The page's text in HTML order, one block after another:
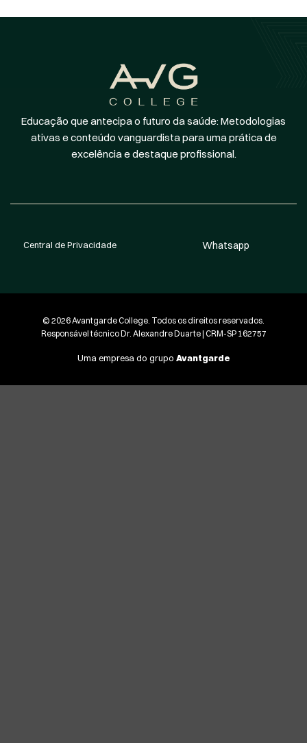
Educação que antecipa o futuro da saúde: Metodologias
ativas e conteúdo vanguardista para uma prática de
excelência e destaque profissional.
Central de Privacidade Whatsapp
© 2026 Avantgarde College. Todos os direitos reservados.
Responsável técnico Dr. Alexandre Duarte | CRM-SP 162757
Uma empresa do grupo Avantgarde